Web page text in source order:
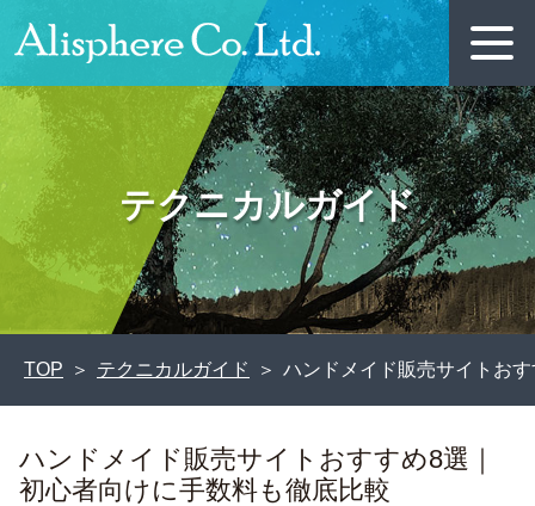
テクニカルガイド
TOP テクニカルガイド ハンドメイド販売サイトお
ハンドメイド販売サイトおすすめ8選｜
初心者向けに手数料も徹底比較